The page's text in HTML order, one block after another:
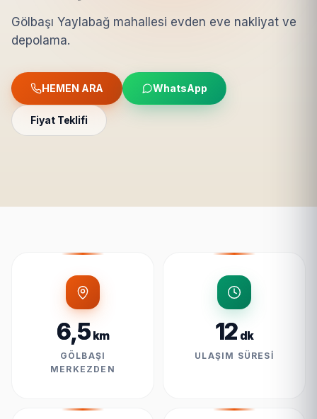
Gölbaşı Yaylabağ mahallesi evden eve nakliyat ve
depolama.
HEMEN ARA WhatsApp
Fiyat Teklifi
6,5 km
GÖLBAŞI
MERKEZDEN
12 dk
ULAŞIM SÜRESI